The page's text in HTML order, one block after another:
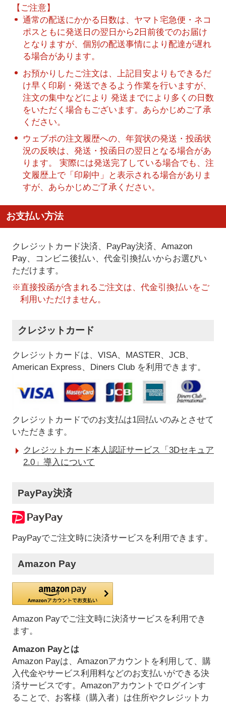
【ご注意】
通常の配送にかかる日数は、ヤマト宅急便・ネコ
ポスともに発送日の翌日から2日前後でのお届け
となりますが、個別の配送事情により配達が遅れ
る場合があります。
お預かりしたご注文は、上記目安よりもできるだ
け早く印刷・発送できるよう作業を行いますが、
注文の集中などにより 発送までにより多くの日数
をいただく場合もございます。あらかじめご了承
ください。
ウェブポの注文履歴への、年賀状の発送・投函状
況の反映は、発送・投函日の翌日となる場合があ
ります。 実際には発送完了している場合でも、注
文履歴上で「印刷中」と表示される場合がありま
すが、あらかじめご了承ください。
お支払い方法
クレジットカード決済、PayPay決済、Amazon
Pay、コンビニ後払い、代金引換払いからお選びい
ただけます。
※直接投函が含まれるご注文は、代金引換払いをご
利用いただけません。
クレジットカード
クレジットカードは、VISA、MASTER、JCB、
American Express、Diners Club を利用できます。
クレジットカードでのお支払は1回払いのみとさせて
いただきます。
クレジットカード本人認証サービス「3Dセキュア
2.0」導入について
PayPay決済
PayPayでご注文時に決済サービスを利用できます。
Amazon Pay
Amazon Payでご注文時に決済サービスを利用でき
ます。
Amazon Payとは
Amazon Payは、Amazonアカウントを利用して、購
入代金やサービス利用料などのお支払いができる決
済サービスです。Amazonアカウントでログインす
ることで、お客様（購入者）は住所やクレジットカ